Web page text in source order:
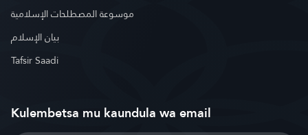
موسوعة المصطلحات الإسلامية
بيان الإسلام
Tafsir Saadi
Kulembetsa mu kaundula wa email